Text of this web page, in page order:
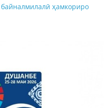
ҳамкориро